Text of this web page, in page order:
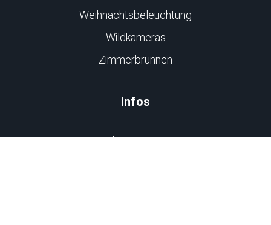
Weihnachtsbeleuchtung
Wildkameras
Zimmerbrunnen
Infos
Impressum